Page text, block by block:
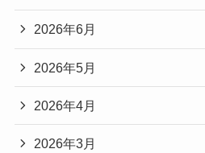
2026年6月
2026年5月
2026年4月
2026年3月